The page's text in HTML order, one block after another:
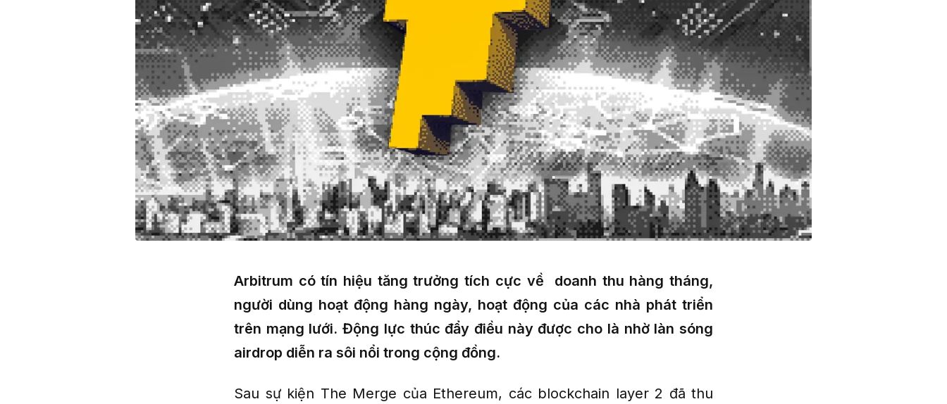
Arbitrum có tín hiệu tăng trưởng tích cực về doanh thu hàng tháng,
người dùng hoạt động hàng ngày, hoạt động của các nhà phát triển
trên mạng lưới. Động lực thúc đẩy điều này được cho là nhờ làn sóng
airdrop diễn ra sôi nổi trong cộng đồng.
Sau sự kiện The Merge của Ethereum, các blockchain layer 2 đã thu